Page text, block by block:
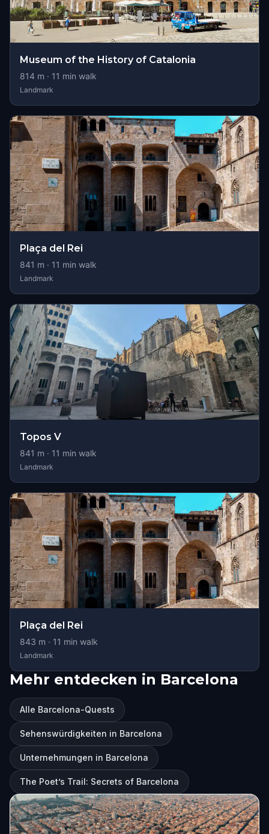
Museum of the History of Catalonia
814 m · 11 min walk
Landmark
Plaça del Rei
841 m · 11 min walk
Landmark
Topos V
841 m · 11 min walk
Landmark
Plaça del Rei
843 m · 11 min walk
Landmark
Mehr entdecken in Barcelona
Alle Barcelona-Quests
Sehenswürdigkeiten in Barcelona
Unternehmungen in Barcelona
The Poet’s Trail: Secrets of Barcelona